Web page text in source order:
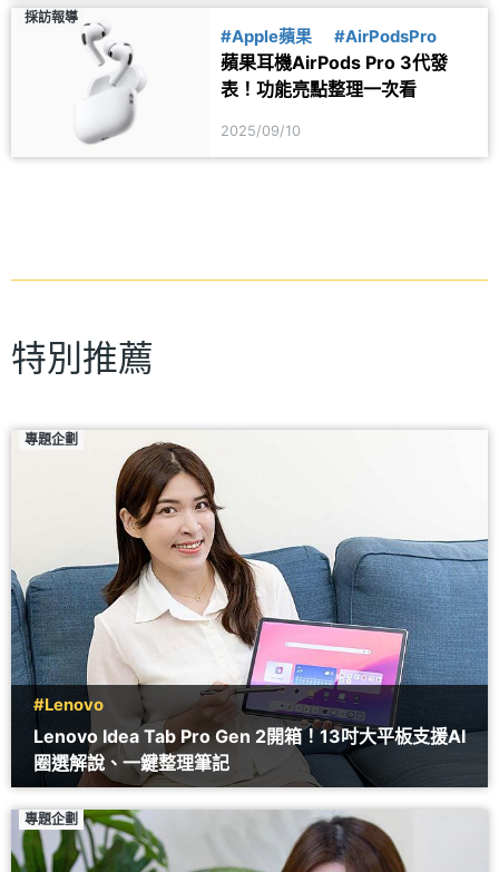
採訪報導
#Apple蘋果 #AirPodsPro
蘋果耳機AirPods Pro 3代發
表！功能亮點整理一次看
2025/09/10
特別推薦
專題企劃
#Lenovo
Lenovo Idea Tab Pro Gen 2開箱！13吋大平板支援AI
圈選解說、一鍵整理筆記
專題企劃